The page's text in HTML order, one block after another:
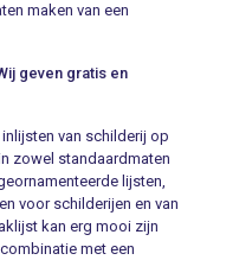
maken van een
geven gratis en
van schilderij op
zowel standaardmaten
lijsten,
voor schilderijen en van
kan erg mooi zijn
met een